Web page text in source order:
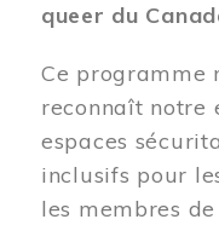
queer du
Ce programme
reconnaît notre
espaces
inclusifs pour
les membres